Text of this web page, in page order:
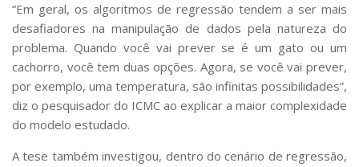
“Em geral, os algoritmos de regressão tendem a ser mais
desafiadores na manipulação de dados pela natureza do
problema. Quando você vai prever se é um gato ou um
cachorro, você tem duas opções. Agora, se você vai prever,
por exemplo, uma temperatura, são infinitas possibilidades”,
diz o pesquisador do ICMC ao explicar a maior complexidade
do modelo estudado.
A tese também investigou, dentro do cenário de regressão,